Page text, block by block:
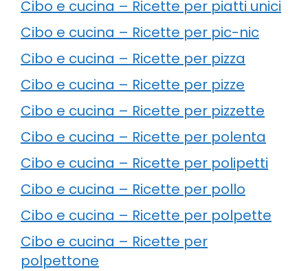
Cibo e cucina – Ricette per piatti unici
Cibo e cucina – Ricette per pic-nic
Cibo e cucina – Ricette per pizza
Cibo e cucina – Ricette per pizze
Cibo e cucina – Ricette per pizzette
Cibo e cucina – Ricette per polenta
Cibo e cucina – Ricette per polipetti
Cibo e cucina – Ricette per pollo
Cibo e cucina – Ricette per polpette
Cibo e cucina – Ricette per
polpettone